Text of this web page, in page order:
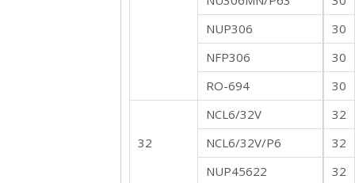
NUP306
30
NFP306
30
RO-694
30
32
NCL6/32V
32
NCL6/32V/P6
32
NUP45622
32